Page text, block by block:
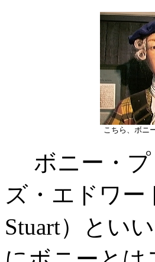
こちら、ボニ
ボニー・プ
ズ・エドワー
Stuart）とい